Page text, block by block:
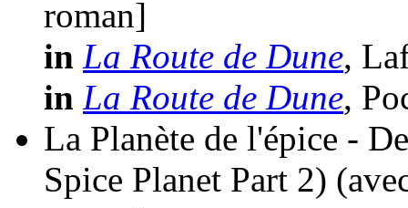
roman]
in La Route de Dune,
in La Route de Dune,
La Planète de l'épice -
Spice Planet Part 2)